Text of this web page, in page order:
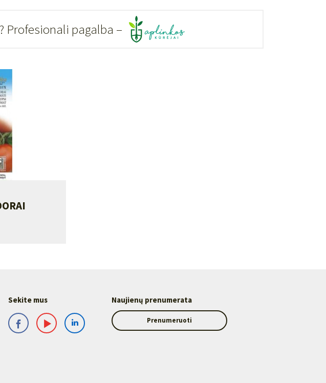
Profesionali pagalba –
Sekite mus Naujienų prenumerata
Prenumeruoti